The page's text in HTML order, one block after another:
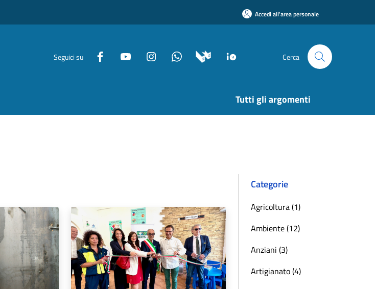
Accedi all'area personale
Seguici su Cerca
Tutti gli argomenti
Categorie
Agricoltura (1)
Ambiente (12)
Anziani (3)
Artigianato (4)